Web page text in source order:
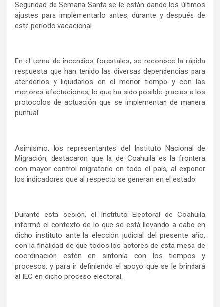
Seguridad de Semana Santa se le están dando los últimos
ajustes para implementarlo antes, durante y después de
este período vacacional.
En el tema de incendios forestales, se reconoce la rápida
respuesta que han tenido las diversas dependencias para
atenderlos y liquidarlos en el menor tiempo y con las
menores afectaciones, lo que ha sido posible gracias a los
protocolos de actuación que se implementan de manera
puntual.
Asimismo, los representantes del Instituto Nacional de
Migración, destacaron que la de Coahuila es la frontera
con mayor control migratorio en todo el país, al exponer
los indicadores que al respecto se generan en el estado.
Durante esta sesión, el Instituto Electoral de Coahuila
informó el contexto de lo que se está llevando a cabo en
dicho instituto ante la elección judicial del presente año,
con la finalidad de que todos los actores de esta mesa de
coordinación estén en sintonía con los tiempos y
procesos, y para ir definiendo el apoyo que se le brindará
al IEC en dicho proceso electoral.